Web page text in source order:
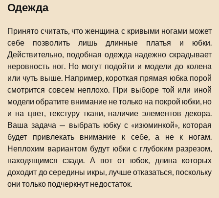
Одежда
Принято считать, что женщина с кривыми ногами может
себе позволить лишь длинные платья и юбки.
Действительно, подобная одежда надежно скрадывает
неровность ног. Но могут подойти и модели до колена
или чуть выше. Например, короткая прямая юбка порой
смотрится совсем неплохо. При выборе той или иной
модели обратите внимание не только на покрой юбки, но
и на цвет, текстуру ткани, наличие элементов декора.
Ваша задача — выбрать юбку с «изюминкой», которая
будет привлекать внимание к себе, а не к ногам.
Неплохим вариантом будут юбки с глубоким разрезом,
находящимся сзади. А вот от юбок, длина которых
доходит до середины икры, лучше отказаться, поскольку
они только подчеркнут недостаток.